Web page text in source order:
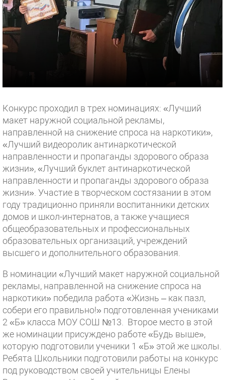
Конкурс проходил в трех номинациях: «Лучший
макет наружной социальной рекламы,
направленной на снижение спроса на наркотики»,
«Лучший видеоролик антинаркотической
направленности и пропаганды здорового образа
жизни», «Лучший буклет антинаркотической
направленности и пропаганды здорового образа
жизни». Участие в творческом состязании в этом
году традиционно приняли воспитанники детских
домов и школ-интернатов, а также учащиеся
общеобразовательных и профессиональных
образовательных организаций, учреждений
высшего и дополнительного образования.
В номинации «Лучший макет наружной социальной
рекламы, направленной на снижение спроса на
наркотики» победила работа «Жизнь – как пазл,
собери его правильно!» подготовленная учениками
2 «Б» класса МОУ СОШ №13. Второе место в этой
же номинации присуждено работе «Будь выше»,
которую подготовили ученики 1 «Б» этой же школы.
Ребята Школьники подготовили работы на конкурс
под руководством своей учительницы Елены